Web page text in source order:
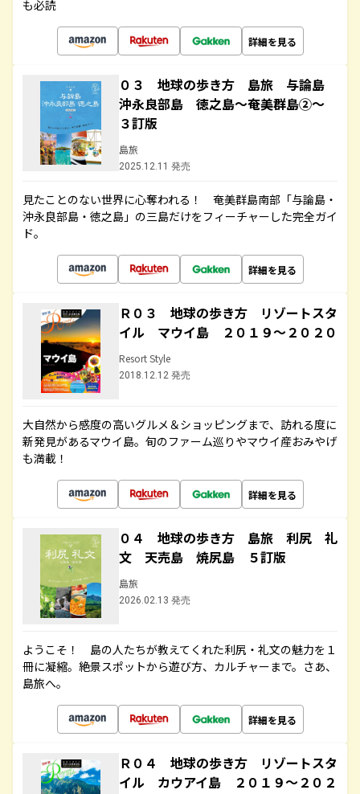
も必読
詳細を見る
０３ 地球の歩き方 島旅 与論島
沖永良部島 徳之島～奄美群島②～
３訂版
島旅
2025.12.11 発売
見たことのない世界に心奪われる！ 奄美群島南部「与論島・
沖永良部島・徳之島」の三島だけをフィーチャーした完全ガイ
ド。
詳細を見る
Ｒ０３ 地球の歩き方 リゾートスタ
イル マウイ島 ２０１９～２０２０
Resort Style
2018.12.12 発売
大自然から感度の高いグルメ＆ショッピングまで、訪れる度に
新発見があるマウイ島。旬のファーム巡りやマウイ産おみやげ
も満載！
詳細を見る
０４ 地球の歩き方 島旅 利尻 礼
文 天売島 焼尻島 ５訂版
島旅
2026.02.13 発売
ようこそ！ 島の人たちが教えてくれた利尻・礼文の魅力を１
冊に凝縮。絶景スポットから遊び方、カルチャーまで。さあ、
島旅へ。
詳細を見る
Ｒ０４ 地球の歩き方 リゾートスタ
イル カウアイ島 ２０１９～２０２